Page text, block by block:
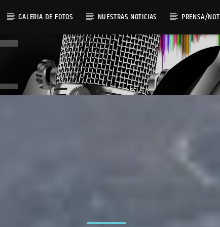
GALERIA DE FOTOS NUESTRAS NOTICIAS PRENSA/